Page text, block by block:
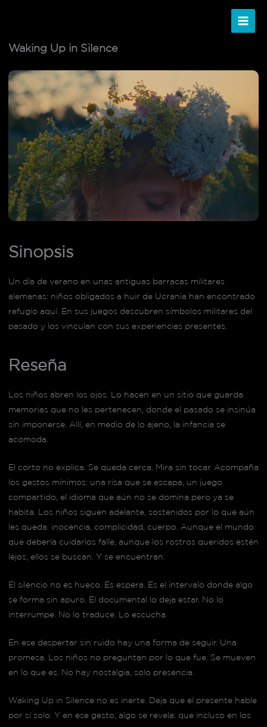
Waking Up in Silence
Sinopsis
Un día de verano en unas antiguas barracas militares
alemanas: niños obligados a huir de Ucrania han encontrado
refugio aquí. En sus juegos descubren símbolos militares del
pasado y los vinculan con sus experiencias presentes.
Reseña
Los niños abren los ojos. Lo hacen en un sitio que guarda
memorias que no les pertenecen, donde el pasado se insinúa
sin imponerse. Allí, en medio de lo ajeno, la infancia se
acomoda.
El corto no explica. Se queda cerca. Mira sin tocar. Acompaña
los gestos mínimos: una risa que se escapa, un juego
compartido, el idioma que aún no se domina pero ya se
habita. Los niños siguen adelante, sostenidos por lo que aún
les queda: inocencia, complicidad, cuerpo. Aunque el mundo
que debería cuidarlos falle, aunque los rostros queridos estén
lejos, ellos se buscan. Y se encuentran.
El silencio no es hueco. Es espera. Es el intervalo donde algo
se forma sin apuro. El documental lo deja estar. No lo
interrumpe. No lo traduce. Lo escucha.
En ese despertar sin ruido hay una forma de seguir. Una
promesa. Los niños no preguntan por lo que fue. Se mueven
en lo que es. No hay nostalgia, solo presencia.
Waking Up in Silence no es inerte. Deja que el presente hable
por sí solo. Y en ese gesto, algo se revela: que incluso en los